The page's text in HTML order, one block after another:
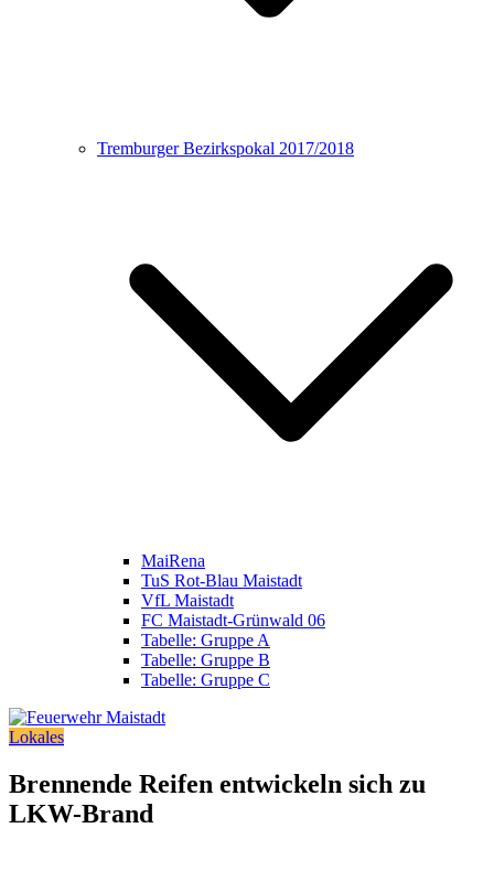
Tremburger Bezirkspokal 2017/2018
MaiRena
TuS Rot-Blau Maistadt
VfL Maistadt
FC Maistadt-Grünwald 06
Tabelle: Gruppe A
Tabelle: Gruppe B
Tabelle: Gruppe C
Lokales
Brennende Reifen entwickeln sich zu
LKW-Brand